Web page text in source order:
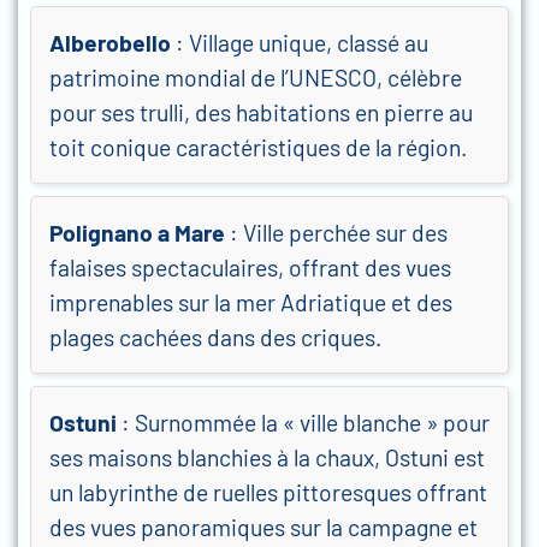
Alberobello : Village unique, classé au
patrimoine mondial de l’UNESCO, célèbre
pour ses trulli, des habitations en pierre au
toit conique caractéristiques de la région.
Polignano a Mare : Ville perchée sur des
falaises spectaculaires, offrant des vues
imprenables sur la mer Adriatique et des
plages cachées dans des criques.
Ostuni : Surnommée la « ville blanche » pour
ses maisons blanchies à la chaux, Ostuni est
un labyrinthe de ruelles pittoresques offrant
des vues panoramiques sur la campagne et